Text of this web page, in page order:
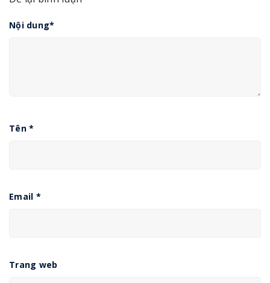
Nội dung*
Tên *
Email *
Trang web